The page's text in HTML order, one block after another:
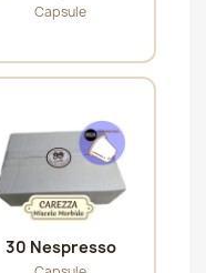
Capsule
30 Nespresso